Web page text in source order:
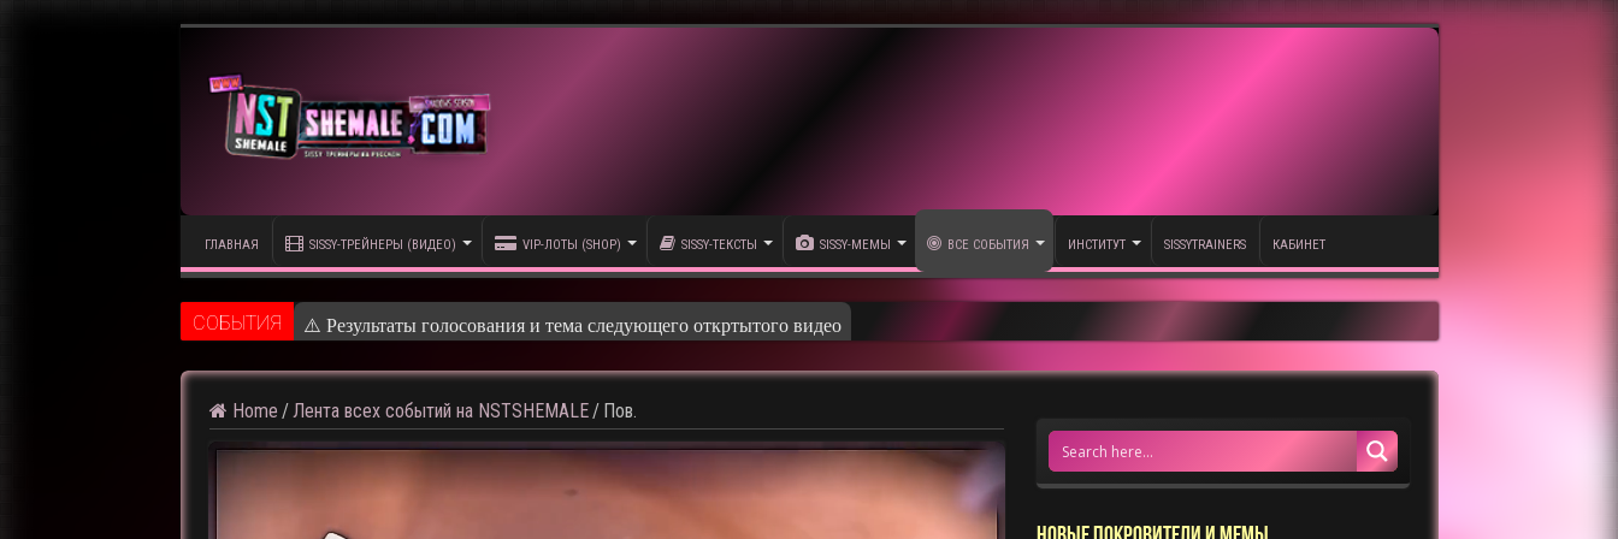
ГЛАВНАЯ SISSY-ТРЕЙНЕРЫ (ВИДЕО) VIP-ЛОТЫ (SHOP) SISSY-ТЕКСТЫ SISSY-МЕМЫ ВСЕ СОБЫТИЯ ИНСТИТУТ SISSYTRAINERS КАБИНЕТ
CОБЫТИЯ ⚠️ Результаты голосования и тема следующего откртытого видео
Home / Лента всех событий на NSTSHEMALE / Пов.